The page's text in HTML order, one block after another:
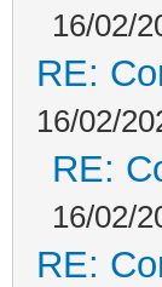
16/02/
RE:
16/02/
RE:
16/02/
RE: